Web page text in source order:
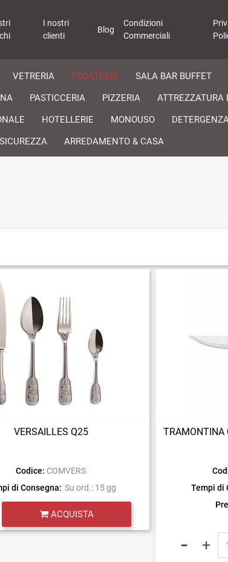
I nostri
clienti
Blog
Condizioni
Commerciali
VETRERIA POSATERIA
SALA BAR BUFFET
PASTICCERIA PIZZERIA
ATTREZZATURA
HOTELLERIE MONOUSO
SICUREZZA ARREDAMENTO & CASA
VERSAILLES Q25
Codice: COMVERS
di Consegna: Su ord.: 15 gg
ACQUISTA
TRAMONTINA
Tempi di